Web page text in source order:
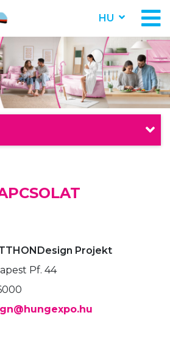
HU
Projekt
Pf. 44